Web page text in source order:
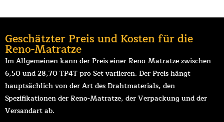
Geschätzter Preis und Kosten für die
Reno-Matratze
Im Allgemeinen kann der Preis einer Reno-Matratze zwischen
6,50 und 28,70 TP4T pro Set variieren. Der Preis hängt
hauptsächlich von der Art des Drahtmaterials, den
Spezifikationen der Reno-Matratze, der Verpackung und der
Versandart ab.